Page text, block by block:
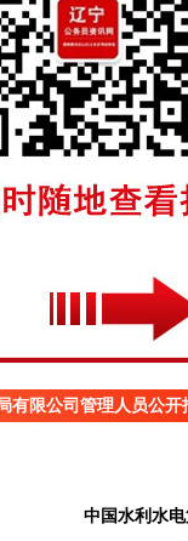
有限公司管理人员公开
中国水利水